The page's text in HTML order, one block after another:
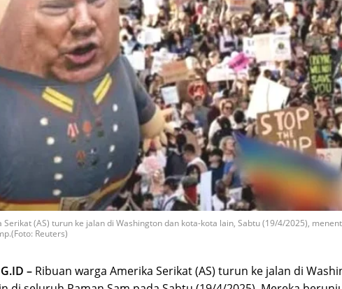
Serikat (AS) turun ke jalan di Washington dan kota-kota lain, Sabtu (19/4/2025),
Reuters)
– Ribuan warga Amerika Serikat (AS) turun ke jalan di